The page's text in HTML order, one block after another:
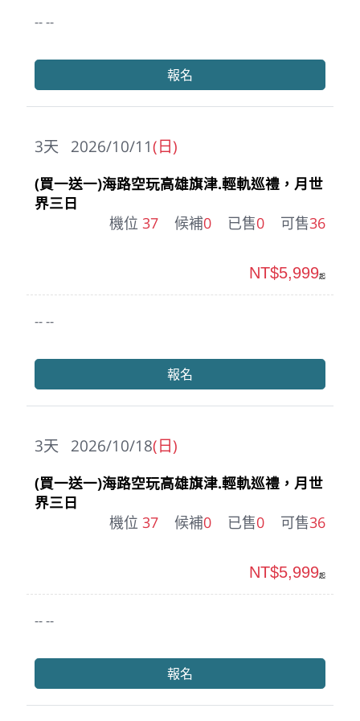
-- --
報名
2026/10/11(日)
3天
(買一送一)海路空玩高雄旗津.輕軌巡禮，月世
界三日
機位 37 候補0 已售0 可售36
-- --
NT$5,999起
報名
2026/10/18(日)
3天
(買一送一)海路空玩高雄旗津.輕軌巡禮，月世
界三日
機位 37 候補0 已售0 可售36
-- --
NT$5,999起
報名